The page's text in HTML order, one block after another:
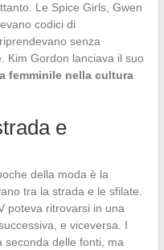
Le Spice Girls, Gwen
codici di
senza
Kim Gordon lanciava il suo
femminile nella cultura
e
della moda è la
tra la strada e le sfilate.
poteva ritrovarsi in una
e viceversa. I
seconda delle fonti, ma